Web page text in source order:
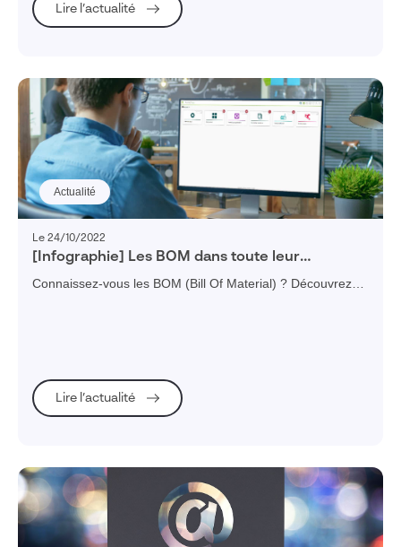
Lire l’actualité
Actualité
Le 24/10/2022
[Infographie] Les BOM dans toute leur
splendeur
Connaissez-vous les BOM (Bill Of Material) ? Découvrez
Lire l’actualité